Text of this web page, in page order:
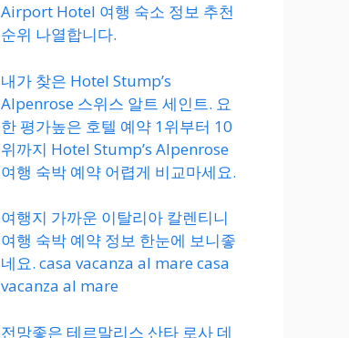
Airport Hotel 여행 숙소 정보 추천
순위 나열합니다.
내가 찾은 Hotel Stump’s
Alpenrose 스위스 알트 세인트. 요
한 평가높은 호텔 예약 1위부터 10
위까지 Hotel Stump’s Alpenrose
여행 숙박 예약 어렵게 비교마세요.
여행지 가까운 이탈리아 칼렌티니
여행 숙박 예약 정보 한눈에 보니좋
네요. casa vacanza al mare casa
vacanza al mare
전망좋은 테르말리스 산타 로사 데